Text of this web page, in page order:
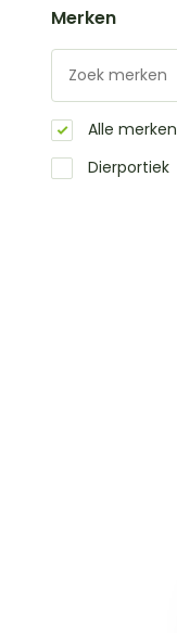
Merken
Alle merken
Dierportiek